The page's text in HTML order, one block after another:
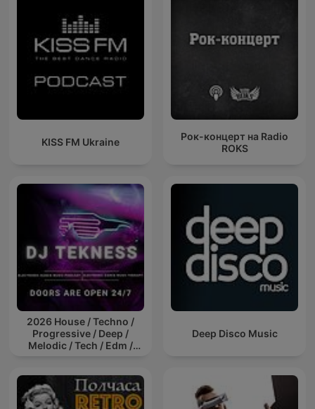
KISS FM Ukraine
Рок-концерт на Radio
ROKS
2026 House / Techno /
Progressive / Deep /
Melodic / Tech / Edm /
Dance Musi
Deep Disco Music